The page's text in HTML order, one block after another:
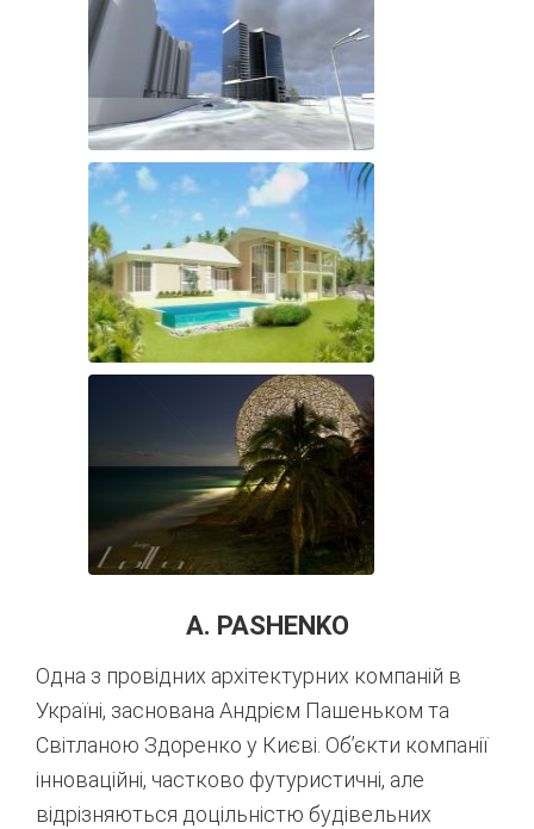
A. PASHENKO
Одна з провідних архітектурних компаній в
Україні, заснована Андрієм Пашеньком та
Світланою Здоренко у Києві. Об’єкти компанії
інноваційні, частково футуристичні, але
відрізняються доцільністю будівельних